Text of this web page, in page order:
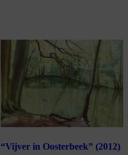
“Vijver in Oosterbeek” (2012)